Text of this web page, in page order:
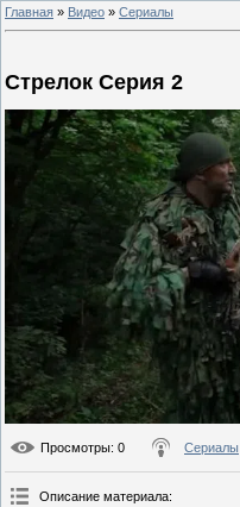
Главная » Видео » Сериалы
Стрелок Серия 2
Просмотры: 0 Сериалы
Описание материала: